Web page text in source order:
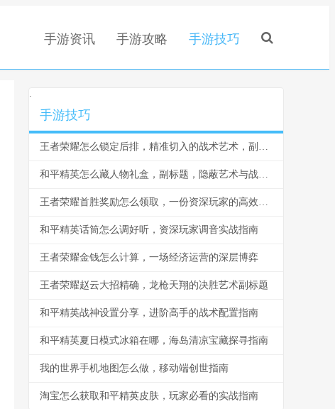
手游资讯 手游攻略 手游技巧
.
手游技巧
王者荣耀怎么锁定后排，精准切入的战术艺术，副标题，脆皮噩梦与团战胜负手
和平精英怎么藏人物礼盒，副标题，隐蔽艺术与战术博弈
王者荣耀首胜奖励怎么领取，一份资深玩家的高效指南，副标题，揭秘每日第一胜的隐藏技巧与深远意义
和平精英话筒怎么调好听，资深玩家调音实战指南
王者荣耀金钱怎么计算，一场经济运营的深层博弈
王者荣耀赵云大招精确，龙枪天翔的决胜艺术副标题
和平精英战神设置分享，进阶高手的战术配置指南
和平精英夏日模式冰箱在哪，海岛清凉宝藏探寻指南
我的世界手机地图怎么做，移动端创世指南
淘宝怎么获取和平精英皮肤，玩家必看的实战指南